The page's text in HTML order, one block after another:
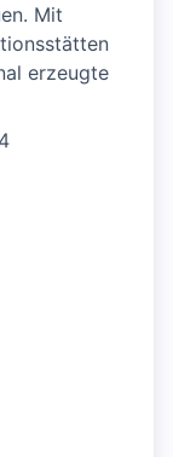
Mit
erzeugte